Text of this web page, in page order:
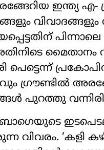
ഇന്ത്യ എ-
മൈതാനം
പെട്ടെന്ന്
​ഗ്രൗണ്ടിൽ
പുറത്തു
വിവരം. ‘കളി